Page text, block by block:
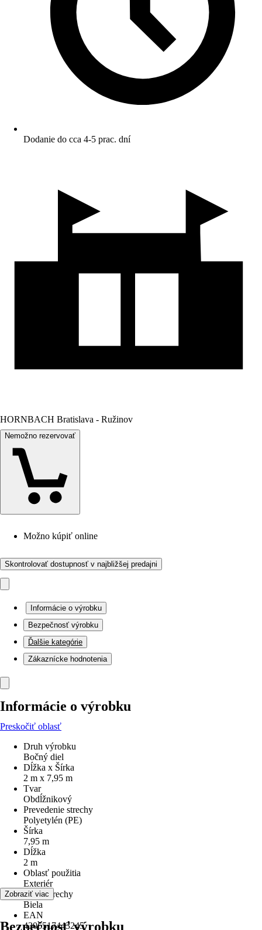
Dodanie do cca 4-5 prac. dní
HORNBACH Bratislava - Ružinov
Nemožno rezervovať
Možno kúpiť online
Skontrolovať dostupnosť v najbližšej predajni
Informácie o výrobku
Bezpečnosť výrobku
Ďalšie kategórie
Zákaznícke hodnotenia
Informácie o výrobku
Preskočiť oblasť
Druh výrobku
Bočný diel
Dĺžka x Šírka
2 m x 7,95 m
Tvar
Obdĺžnikový
Prevedenie strechy
Polyetylén (PE)
Šírka
7,95 m
Dĺžka
2 m
Oblasť použitia
Exteriér
Farba strechy
Biela
EAN
4306517443245
Zobraziť viac
Bezpečnosť výrobku